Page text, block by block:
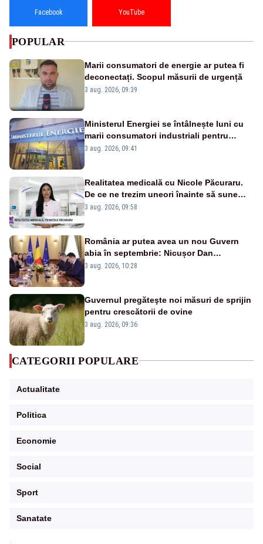
Facebook YouTube
POPULAR
Marii consumatori de energie ar putea fi
deconectați. Scopul măsurii de urgență
3 aug. 2026, 09:39
Ministerul Energiei se întâlnește luni cu
marii consumatori industriali pentru
reducerea voluntară a consumului de
3 aug. 2026, 09:41
Realitatea medicală cu Nicole Păcuraru.
De ce ne trezim uneori înainte să sune
alarma?
3 aug. 2026, 09:58
România ar putea avea un nou Guvern
abia în septembrie: Nicușor Dan
pregătește noi consultări cu partidele
3 aug. 2026, 10:28
Guvernul pregăteşte noi măsuri de sprijin
pentru crescătorii de ovine
3 aug. 2026, 09:36
CATEGORII POPULARE
Actualitate
Politica
Economie
Social
Sport
Sanatate